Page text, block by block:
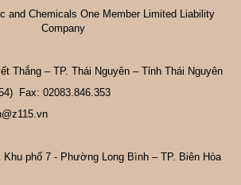
and Chemicals One Member Limited Liability
Company
Thắng – TP. Thái Nguyên – Tỉnh Thái Nguyên
Fax: 02083.846.353
Khu phố 7 - Phường Long Bình – TP. Biên Hòa